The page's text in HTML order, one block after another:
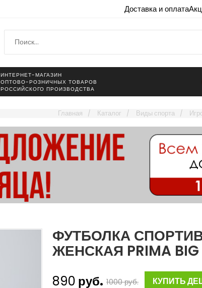
Доставка и оплата
ИНТЕРНЕТ-МАГАЗИН
ОПТОВО-РОЗНИЧНЫХ ТОВАРОВ
РОССИЙСКОГО ПРОИЗВОДСТВА
Главная Каталог Виды спорта
ФУТБОЛКА
ЖЕНСКАЯ PRIMA BIG
890 руб. 1000руб. КУПИТЬ